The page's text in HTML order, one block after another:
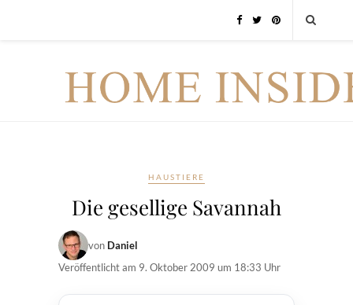
HAUSTIERE
Die gesellige Savannah
von Daniel
Veröffentlicht am 9. Oktober 2009 um 18:33 Uhr